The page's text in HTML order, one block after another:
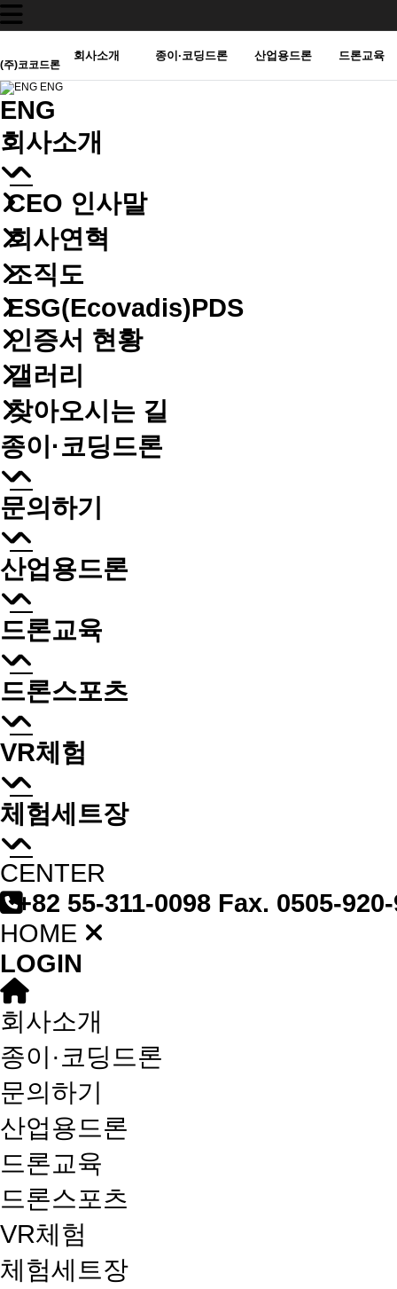
(주)코코드론
회사소개 종이·코딩드론 산업용드론 드론교육
ENG
ENG
회사소개
CEO 인사말
회사연혁
조직도
ESG(Ecovadis)PDS
인증서 현황
갤러리
찾아오시는 길
종이·코딩드론
문의하기
산업용드론
드론교육
드론스포츠
VR체험
체험세트장
CENTER
+82 55-311-0098 Fax. 0505-
HOME
LOGIN
회사소개
종이·코딩드론
문의하기
산업용드론
드론교육
드론스포츠
VR체험
체험세트장